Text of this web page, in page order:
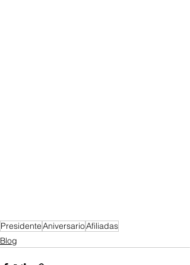
PresidenteAniversarioAfiliadas
Blog